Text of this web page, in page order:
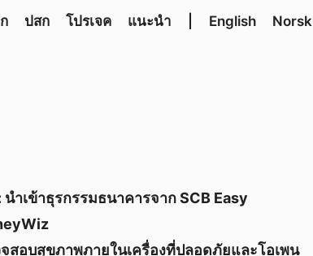
ปสก โปรเจค แนะนำ English Norsk
เข้าธุรกรรมธนาคารจาก SCB Easy
สอบสุขภาพภายในเครื่องที่ปลอดภัยและโอเพน